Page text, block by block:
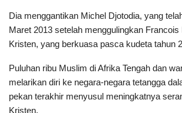
Dia menggantikan Michel Djotodia, yang
Maret 2013 setelah menggulingkan
Kristen, yang berkuasa pasca kudeta tahun
Puluhan ribu Muslim di Afrika Tengah dan
melarikan diri ke negara-negara tetangga
pekan terakhir menyusul meningkatnya
Kristen.